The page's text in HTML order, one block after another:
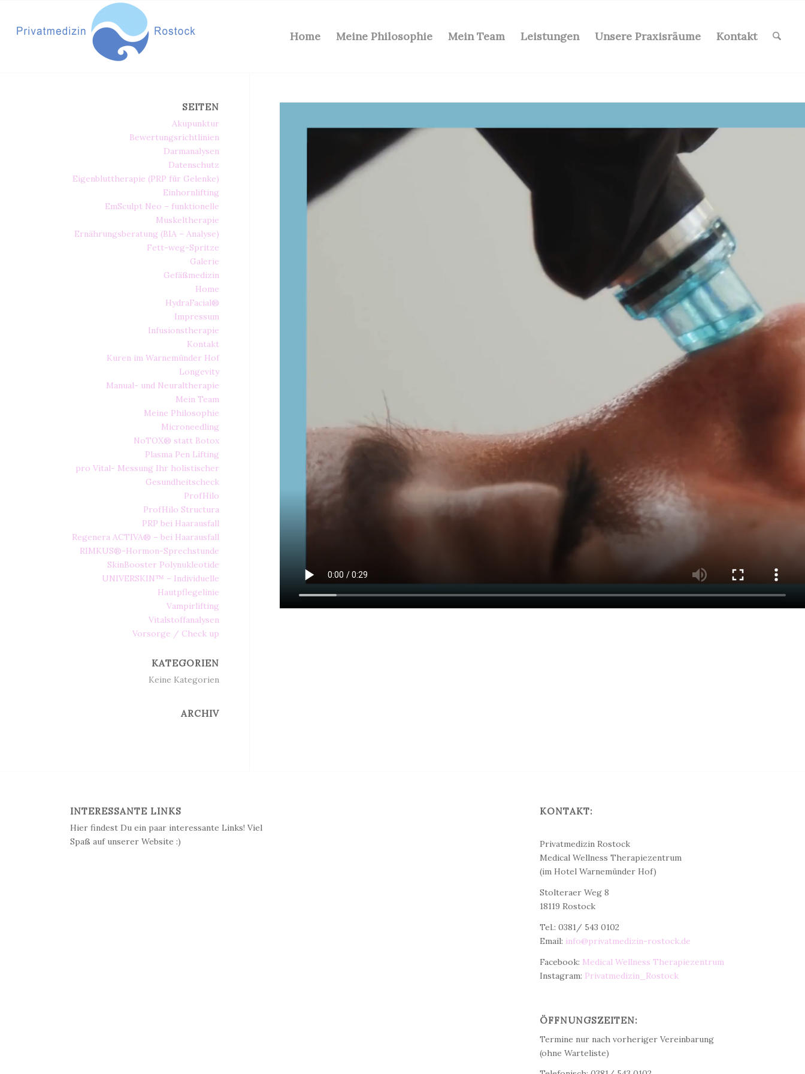
Home Meine Philosophie Mein Team Leistungen Unsere Praxisräume Kontakt
SEITEN
Akupunktur
Bewertungsrichtlinien
Darmanalysen
Datenschutz
Eigenbluttherapie (PRP für Gelenke)
Einhornlifting
EmSculpt Neo – funktionelle
Muskeltherapie
Ernährungsberatung (BIA – Analyse)
Fett-weg-Spritze
Galerie
Gefäßmedizin
Home
HydraFacial®
Impressum
Infusionstherapie
Kontakt
Kuren im Warnemünder Hof
Longevity
Manual- und Neuraltherapie
Mein Team
Meine Philosophie
Microneedling
NoTOX® statt Botox
Plasma Pen Lifting
pro Vital- Messung Ihr holistischer
Gesundheitscheck
ProfHilo
ProfHilo Structura
PRP bei Haarausfall
Regenera ACTIVA® – bei Haarausfall
RIMKUS®-Hormon-Sprechstunde
SkinBooster Polynukleotide
UNIVERSKIN™ – Individuelle
Hautpflegelinie
Vampirlifting
Vitalstoffanalysen
Vorsorge / Check up
KATEGORIEN
Keine Kategorien
ARCHIV
INTERESSANTE LINKS
Hier findest Du ein paar interessante Links! Viel
Spaß auf unserer Website :)
KONTAKT:
Privatmedizin Rostock
Medical Wellness Therapiezentrum
(im Hotel Warnemünder Hof)
Stolteraer Weg 8
18119 Rostock
Tel.: 0381/ 543 0102
Email: info@privatmedizin-rostock.de
Facebook: Medical Wellness Therapiezentrum
Instagram: Privatmedizin_Rostock
ÖFFNUNGSZEITEN:
Termine nur nach vorheriger Vereinbarung
(ohne Warteliste)